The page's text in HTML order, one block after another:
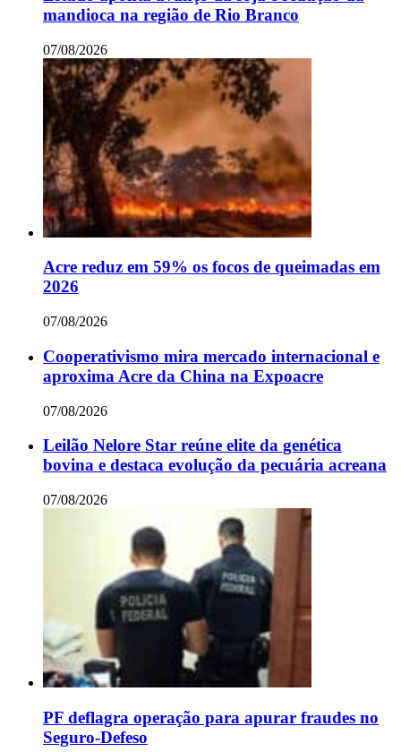
mandioca na região de Rio Branco
07/08/2026
Acre reduz em 59% os focos de queimadas em
2026
07/08/2026
Cooperativismo mira mercado internacional e
aproxima Acre da China na Expoacre
07/08/2026
Leilão Nelore Star reúne elite da genética
bovina e destaca evolução da pecuária acreana
07/08/2026
PF deflagra operação para apurar fraudes no
Seguro-Defeso